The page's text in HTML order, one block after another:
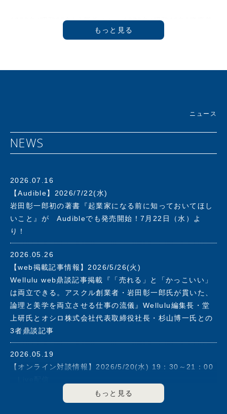
1950年(昭和25年)大阪生まれ。1973年(昭和48年)慶應義
塾大学商学部卒業後、ライオン油脂(株)(現 ライオン(株))
クル事業推進室 室長に就任。創業時４人でスタートしたア
てアスクルを指揮し、年商4000億を誇るオフィス用品No.
1デリバリーサービスへと発展させる。
超えたｅコマースサービスまでその事業領域を拡大する。
2019年アスクル社長を退任。同年、株式会社フォース・マ
ーケティングアンドマネージメントを設立。志の高いベン
チャー企業の支援と大企業のイノベーション強化をその使
命とし、これまで培ってきたマーケッター、経営者として
▼その他の役職
イザリーボードメンバー
2003年5月～2008年6月(株)エヌ・ティ・ティ・ドコモ(現
2006年6月～2018年3月(株)資生堂 社外取締役
2020年8月セーフィー(株)社外取締役
ニュース
NEWS
2026.07.16
【Audible】2026/7/22(水)
岩田彰一郎初の著書『起業家になる前に知っておいてほし
いこと』が Audibleでも発売開始！7月22日（水）よ
り！
2026.05.26
【web掲載記事情報】2026/5/26(火)
Wellulu web鼎談記事掲載『「売れる」と「かっこいい」
は両立できる。アスクル創業者・岩田彰一郎氏が貫いた、
論理と美学を両立させる仕事の流儀』Wellulu編集長・堂
上研氏とオシロ株式会社代表取締役社長・杉山博一氏との
3者鼎談記事
2026.05.19
【オンライン対談情報】2026/5/20(水) 19：30～21：00
FLAGS 「伊藤羊一が聞く！」#5 ゲスト：岩田彰一郎
著書『起業家になる前に知っておいてほしいこと』オンラ